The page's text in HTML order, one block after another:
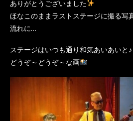
ありがとうございました
ほなこのままラストステージに撮る写
流れに…
ステージはいつも通り和気あいあいと♪
どうぞ～どうぞ～な画